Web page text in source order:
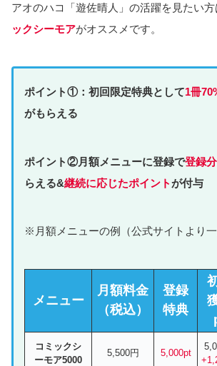
アオのハコ「遊佐晴人」の活躍を見たい
ックシーモアがオススメです。
ポイント①：初回限定特典として1冊
がもらえる
ポイント②月額メニューに登録で登録
らえる&継続に応じたポイントが付与
※月額メニューの例（公式サイトより一
メニュー
月額料金
（税込）
登録
特典
コミックシ
ーモア5000
5,500円 5,000pt